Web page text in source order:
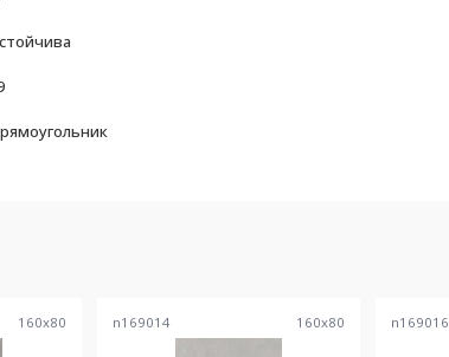
160x80 n169014 160x80 n169016